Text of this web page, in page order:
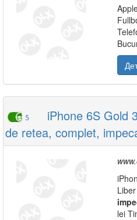
5
iPhone 6S Gold
de retea, complet,
Liber
lei